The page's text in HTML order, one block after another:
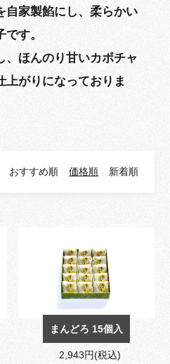
自家製餡にし、柔らかい
です。
、ほんのり甘いカボチャ
上がりになっておりま
おすすめ順 価格順 新着順
まんどろ 15個入
2,943円(税込)